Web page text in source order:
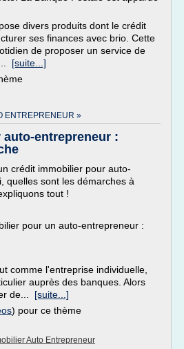
divers produits dont le crédit
ses finances avec brio. Cette
de proposer un service de
[suite...]
ENTREPRENEUR »
entrepreneur :
crédit immobilier pour auto-
quelles sont les démarches à
tout !
pour un auto-entrepreneur :
comme l'entreprise individuelle,
auprès des banques. Alors
de... [suite...]
) pour ce thème
Auto Entrepreneur